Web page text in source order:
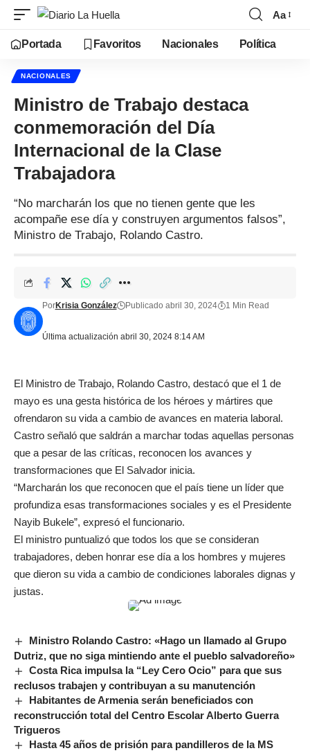
Aa
Portada Favoritos Nacionales Política
NACIONALES
Ministro de Trabajo destaca
conmemoración del Día
Internacional de la Clase
Trabajadora
“No marcharán los que no tienen gente que les
acompañe ese día y construyen argumentos falsos”,
Ministro de Trabajo, Rolando Castro.
Última actualización abril 30, 2024 8:14 AM
PorKrisia González Publicado abril 30, 2024 1 Min Read
El Ministro de Trabajo, Rolando Castro, destacó que el 1 de
mayo es una gesta histórica de los héroes y mártires que
ofrendaron su vida a cambio de avances en materia laboral.
Castro señaló que saldrán a marchar todas aquellas personas
que a pesar de las críticas, reconocen los avances y
transformaciones que El Salvador inicia.
“Marcharán los que reconocen que el país tiene un líder que
profundiza esas transformaciones sociales y es el Presidente
Nayib Bukele”, expresó el funcionario.
El ministro puntualizó que todos los que se consideran
trabajadores, deben honrar ese día a los hombres y mujeres
que dieron su vida a cambio de condiciones laborales dignas y
justas.
Ministro Rolando Castro: «Hago un llamado al Grupo
Dutriz, que no siga mintiendo ante el pueblo salvadoreño»
Costa Rica impulsa la “Ley Cero Ocio” para que sus
reclusos trabajen y contribuyan a su manutención
Habitantes de Armenia serán beneficiados con
reconstrucción total del Centro Escolar Alberto Guerra
Trigueros
Hasta 45 años de prisión para pandilleros de la MS